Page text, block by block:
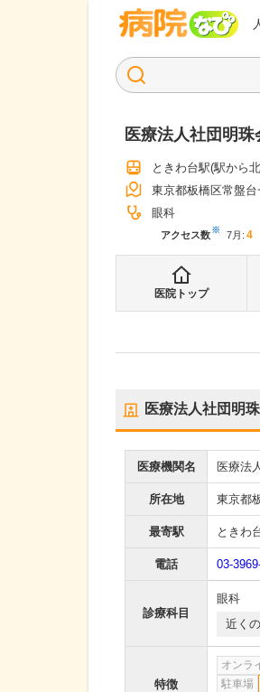
病
医療法人社団明
ときわ台駅(駅から
東京都板橋区常盤
眼科
アクセス数※ 7月 : 4
医院トップ
医療法人社団明
医療機関名 医療法
所在地 東京都
最寄駅 ときわ
電話 03-
診療科目
眼科
近く
特徴
オンラ
駐車場